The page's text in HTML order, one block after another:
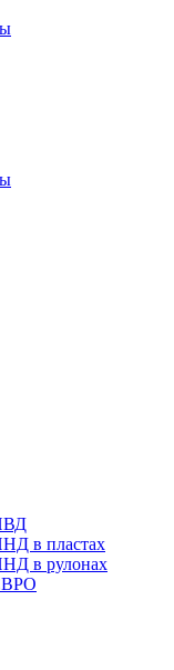
в пластах
в рулонах